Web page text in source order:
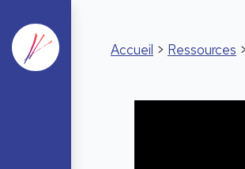
Accueil > Ressources